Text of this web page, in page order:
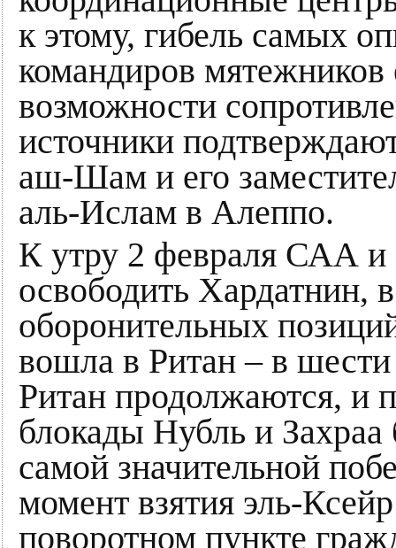
к этому, гибель самых
командиров
возможности
источники
аш-Шам и его
аль-Ислам в Алеппо.
К утру 2 февраля САА и
освободить Хардатнин,
оборонительных
вошла в Ритан – в
Ритан продолжаются, и
блокады Нубль и Захраа
самой значительной
момент взятия эль-
поворотном пункте